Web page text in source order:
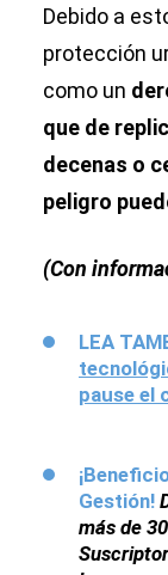
Debido a
protección
como un
que de
decenas o
peligro
(Con
LEA
pause el
Gestión!
más de